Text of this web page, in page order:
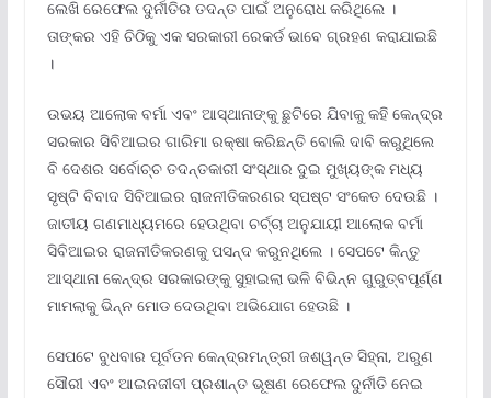
ଲେଖି ରେଫେଲ ଦୁର୍ନୀତିର ତଦନ୍ତ ପାଇଁ ଅନୁରୋଧ କରିଥିଲେ ।
ତାଙ୍କର ଏହି ଚିଠିକୁ ଏକ ସରକାରୀ ରେକର୍ଡ ଭାବେ ଗ୍ରହଣ କରାଯାଇଛି
।
ଉଭୟ ଆଲୋକ ବର୍ମା ଏବଂ ଆସ୍ଥାନାଙ୍କୁ ଛୁଟିରେ ଯିବାକୁ କହି କେନ୍ଦ୍ର
ସରକାର ସିବିଆଇର ଗାରିମା ରକ୍ଷା କରିଛନ୍ତି ବୋଲି ଦାବି କରୁଥିଲେ
ବି ଦେଶର ସର୍ବୋଚ୍ଚ ତଦନ୍ତକାରୀ ସଂସ୍ଥାର ଦୁଇ ମୁଖ୍ୟଙ୍କ ମଧ୍ୟ
ସୃଷ୍ଟି ବିବାଦ ସିବିଆଇର ରାଜନୀତିକରଣର ସ୍ପଷ୍ଟ ସଂକେତ ଦେଉଛି ।
ଜାତୀୟ ଗଣମାଧ୍ୟମରେ ହେଉଥିବା ଚର୍ଚ୍ଚା ଅନୁଯାୟୀ ଆଲୋକ ବର୍ମା
ସିବିଆଇର ରାଜନୀତିକରଣକୁ ପସନ୍ଦ କରୁନଥିଲେ । ସେପଟେ କିନ୍ତୁ
ଆସ୍ଥାନା କେନ୍ଦ୍ର ସରକାରଙ୍କୁ ସୁହାଇଲା ଭଳି ବିଭିନ୍ନ ଗୁରୁତ୍ବପୂର୍ଣ୍ଣ
ମାମଲାକୁ ଭିନ୍ନ ମୋଡ ଦେଉଥିବା ଅଭିଯୋଗ ହେଉଛି ।
ସେପଟେ ବୁଧବାର ପୂର୍ବତନ କେନ୍ଦ୍ରମନ୍ତ୍ରୀ ଜଶୱନ୍ତ ସିହ୍ନା, ଅରୁଣ
ସୌରୀ ଏବଂ ଆଇନଜୀବୀ ପ୍ରଶାନ୍ତ ଭୂଷଣ ରେଫେଲ ଦୁର୍ନୀତି ନେଇ